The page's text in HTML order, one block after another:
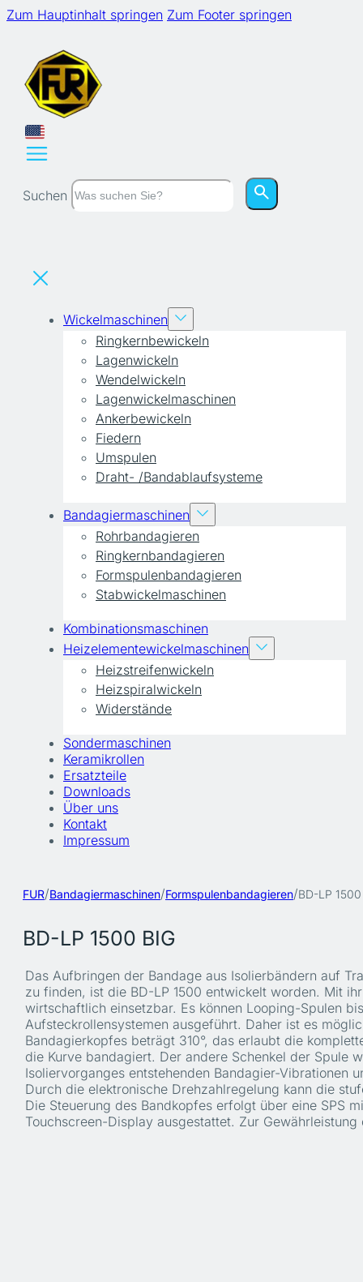
Zum Hauptinhalt springen Zum Footer springen
Suchen
Wickelmaschinen
Ringkernbewickeln
Lagenwickeln
Wendelwickeln
Lagenwickelmaschinen
Ankerbewickeln
Fiedern
Umspulen
Draht- /Bandablaufsysteme
Bandagiermaschinen
Rohrbandagieren
Ringkernbandagieren
Formspulenbandagieren
Stabwickelmaschinen
Kombinationsmaschinen
Heizelementewickelmaschinen
Heizstreifenwickeln
Heizspiralwickeln
Widerstände
Sondermaschinen
Keramikrollen
Ersatzteile
Downloads
Über uns
Kontakt
Impressum
FUR/Bandagiermaschinen/Formspulenbandagieren/BD-LP
BD-LP 1500 BIG
Das Aufbringen der Bandage aus Isolierbändern auf
zu finden, ist die BD-LP 1500 entwickelt worden. Mit
wirtschaftlich einsetzbar. Es können Looping-Spulen
Aufsteckrollensystemen ausgeführt. Daher ist es
Bandagierkopfes beträgt 310°, das erlaubt die
die Kurve bandagiert. Der andere Schenkel der Spule
Isoliervorganges entstehenden Bandagier-Vibrationen
Durch die elektronische Drehzahlregelung kann die
Die Steuerung des Bandkopfes erfolgt über eine SPS
Touchscreen-Display ausgestattet. Zur